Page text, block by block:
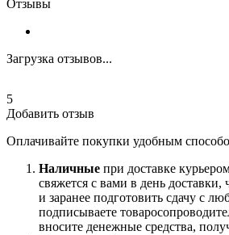
Отзывы
Загрузка отзывов...
5
Добавить отзыв
Оплачивайте покупки удобным
Наличные при доставке
свяжется с вами в день доставки,
и заранее подготовить сдачу с
подписываете
вносите денежные средства,